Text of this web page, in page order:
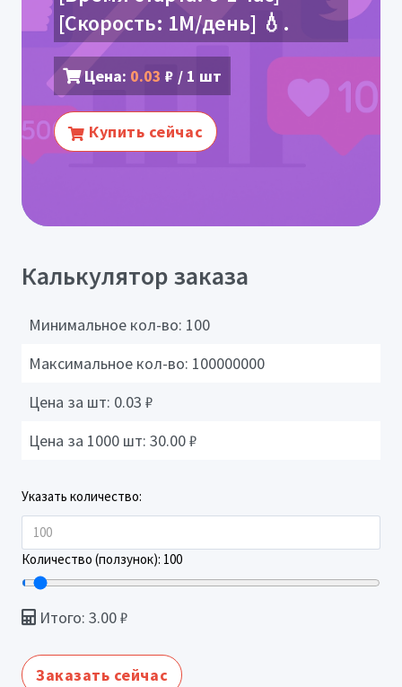
[Скорость: 1M/день] 💧.
Цена: 0.03 ₽ / 1 шт
Купить сейчас
Калькулятор заказа
Минимальное кол-во: 100
Максимальное кол-во: 100000000
Цена за шт: 0.03 ₽
Цена за 1000 шт: 30.00₽
Указать количество:
Количество (ползунок): 100
Итого: 3.00₽
Заказать сейчас